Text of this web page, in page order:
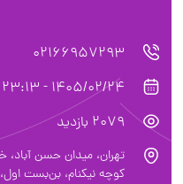
02166957293
1405/02/24 - 23:13
2079 بازدید
تهران، ميدان حسن آباد،
کوچه نیکنام، بن‌بست اول،